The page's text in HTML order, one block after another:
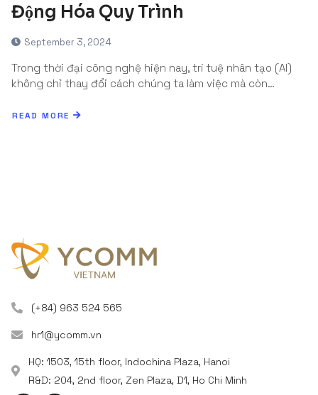
Động Hóa Quy Trình
September 3, 2024
Trong thời đại công nghệ hiện nay, trí tuệ nhân tạo (AI)
không chỉ thay đổi cách chúng ta làm việc mà còn…
READ MORE
(+84) 963 524 565
hr1@ycomm.vn
HQ: 1503, 15th floor, Indochina Plaza, Hanoi
R&D: 204, 2nd floor, Zen Plaza, D1, Ho Chi Minh